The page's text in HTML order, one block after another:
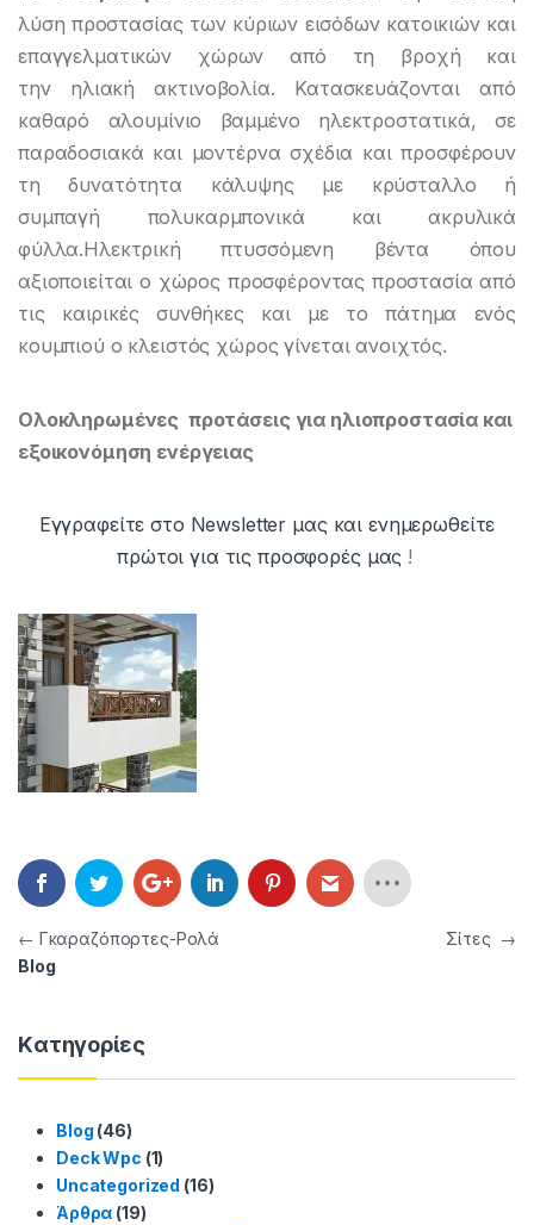
λύση προστασίας των κύριων εισόδων κατοικιών και
επαγγελματικών χώρων από τη βροχή και
την ηλιακή ακτινοβολία. Κατασκευάζονται από
καθαρό αλουμίνιο βαμμένο ηλεκτροστατικά, σε
παραδοσιακά και μοντέρνα σχέδια και προσφέρουν
τη δυνατότητα κάλυψης με κρύσταλλο ή
συμπαγή πολυκαρμπονικά και ακρυλικά
φύλλα.Ηλεκτρική πτυσσόμενη βέντα όπου
αξιοποιείται ο χώρος προσφέροντας προστασία από
τις καιρικές συνθήκες και με το πάτημα ενός
κουμπιού ο κλειστός χώρος γίνεται ανοιχτός.
Ολοκληρωμένες προτάσεις για ηλιοπροστασία και
εξοικονόμηση ενέργειας
Εγγραφείτε στο Newsletter μας και ενημερωθείτε
πρώτοι για τις προσφορές μας !
Πλοήγηση άρθρων
← Γκαραζόπορτες-Ρολά Σίτες →
Blog
Kατηγορίες
Blog (46)
Deck Wpc (1)
Uncategorized (16)
Άρθρα (19)